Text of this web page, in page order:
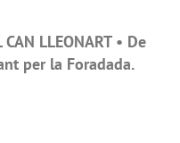
CAN LLEONART • De
per la Foradada.